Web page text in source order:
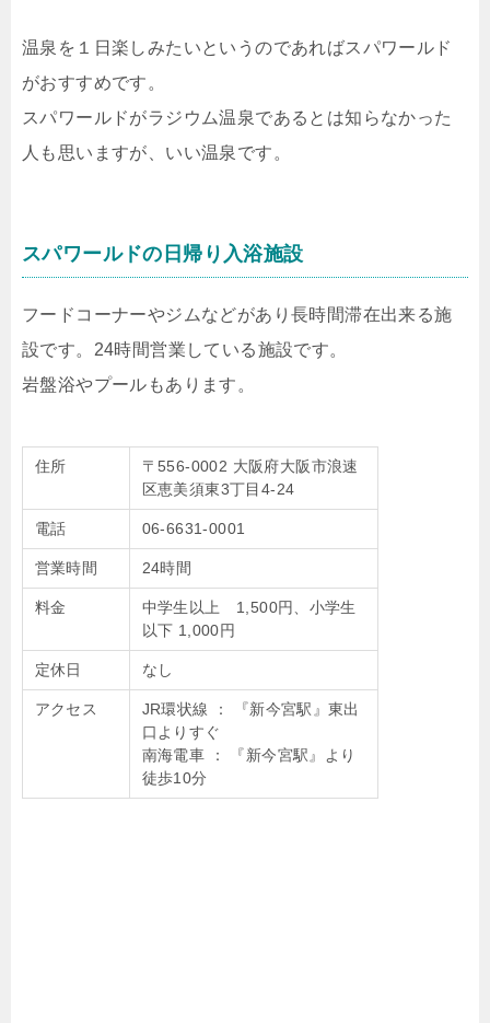
温泉を１日楽しみたいというのであればスパワールド
がおすすめです。
スパワールドがラジウム温泉であるとは知らなかった
人も思いますが、いい温泉です。
スパワールドの日帰り入浴施設
フードコーナーやジムなどがあり長時間滞在出来る施
設です。24時間営業している施設です。
岩盤浴やプールもあります。
住所
〒556-0002 大阪府大阪市浪速
区恵美須東3丁目4-24
電話 06-6631-0001
営業時間 24時間
料金
中学生以上 1,500円、小学生
以下 1,000円
定休日 なし
アクセス
JR環状線 ： 『新今宮駅』東出
口よりすぐ
南海電車 ： 『新今宮駅』より
徒歩10分